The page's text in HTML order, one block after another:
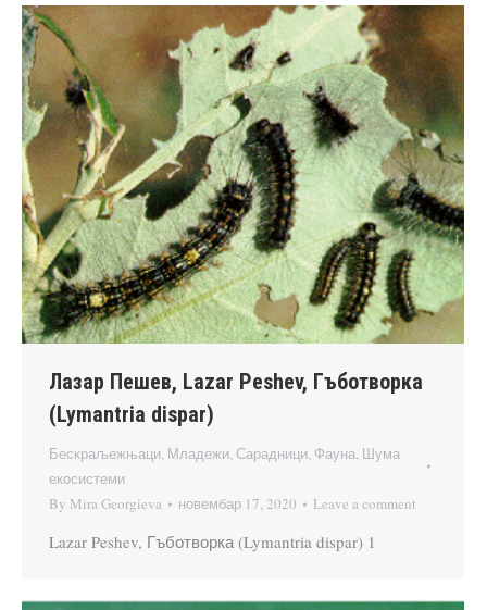
Лазар Пешев, Lazar Peshev, Гъботворка
(Lymantria dispar)
Бескраљежњаци, Младежи, Сарадници, Фауна, Шума
екосистеми
By Mira Georgieva новембар 17, 2020 Leave a comment
Lazar Peshev, Гъботворка (Lymantria dispar) 1